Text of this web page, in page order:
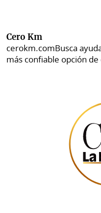
Cero Km
cerokm.comBusca
más confiable opción